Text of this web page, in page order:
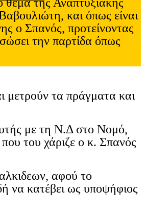
θέμα της Αναπτυξιακής
και όπως είναι
ο Σπανός, προτείνοντας
την παρτίδα όπως
μετρούν τα πράγματα και
με τη Ν.Δ στο Νομό,
του χάριζε ο κ. Σπανός
αφού το
να κατέβει ως υποψήφιος